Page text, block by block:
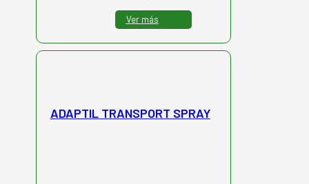
Ver más
ADAPTIL TRANSPORT SPRAY